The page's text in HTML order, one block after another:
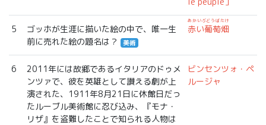
5
ゴッホが生涯に描いた絵の中で、唯一生
前に売れた絵の題名は？
美術
赤い葡萄畑
あかいぶどうばたけ
6
2011年には故郷であるイタリアのドゥメ
ンツァで、彼を英雄として讃える劇が上
演された、1911年8月21日に休館日だっ
たルーブル美術館に忍び込み、『モナ・
リザ』を盗難したことで知られる人物は
ビンセンツォ・ペ
ルージャ